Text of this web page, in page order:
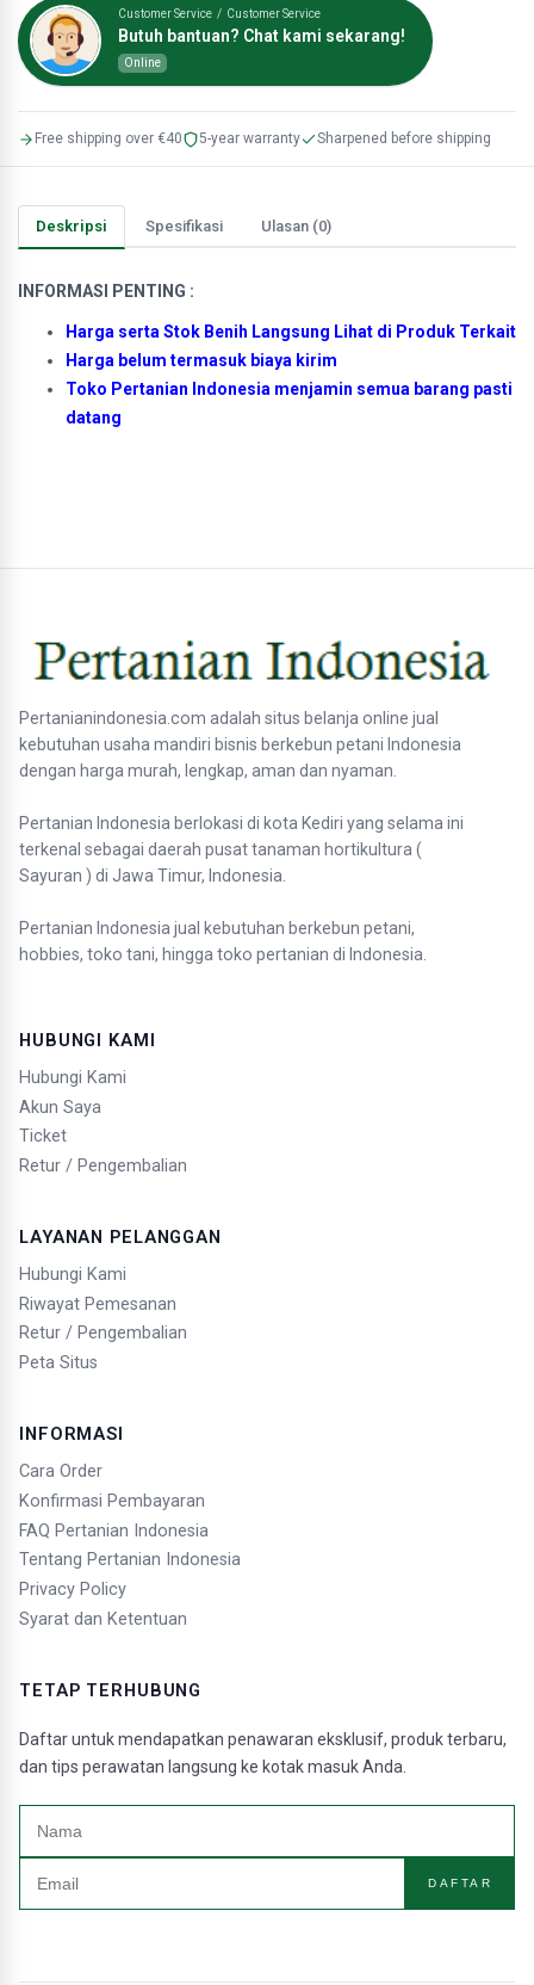
Customer Service / Customer Service
Butuh bantuan? Chat kami sekarang!
Online
Free shipping over €40 5-year warranty Sharpened before shipping
Deskripsi Spesifikasi Ulasan (0)
INFORMASI PENTING :
Harga serta Stok Benih Langsung Lihat di Produk Terkait
Harga belum termasuk biaya kirim
Toko Pertanian Indonesia menjamin semua barang pasti
datang
Pertanianindonesia.com adalah situs belanja online jual
kebutuhan usaha mandiri bisnis berkebun petani Indonesia
dengan harga murah, lengkap, aman dan nyaman.
Pertanian Indonesia berlokasi di kota Kediri yang selama ini
terkenal sebagai daerah pusat tanaman hortikultura (
Sayuran ) di Jawa Timur, Indonesia.
Pertanian Indonesia jual kebutuhan berkebun petani,
hobbies, toko tani, hingga toko pertanian di Indonesia.
HUBUNGI KAMI
Hubungi Kami
Akun Saya
Ticket
Retur / Pengembalian
LAYANAN PELANGGAN
Hubungi Kami
Riwayat Pemesanan
Retur / Pengembalian
Peta Situs
INFORMASI
Cara Order
Konfirmasi Pembayaran
FAQ Pertanian Indonesia
Tentang Pertanian Indonesia
Privacy Policy
Syarat dan Ketentuan
TETAP TERHUBUNG
Daftar untuk mendapatkan penawaran eksklusif, produk terbaru,
dan tips perawatan langsung ke kotak masuk Anda.
DAFTAR